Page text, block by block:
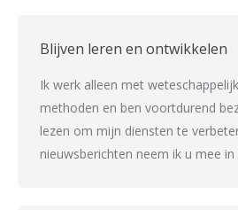
Blijven leren en ontwikkelen
Ik werk alleen met
methoden en ben voortdurend
lezen om mijn diensten te
nieuwsberichten neem ik u mee in